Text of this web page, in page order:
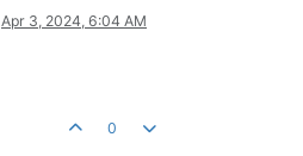
Apr 3, 2024, 6:04 AM
0